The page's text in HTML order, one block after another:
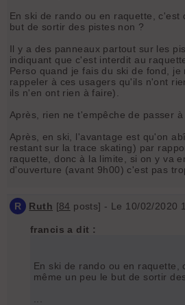
En ski de rando ou en raquette, c'est
but de sortir des pistes non ?
Il y a des panneaux partout sur les
indiquant que c'est interdit au
Perso quand je fais du ski de fond, je
rappeler à ces usagers qu'ils n'ont
ils n'en ont rien à faire).
Après, rien ne t'empêche de passer à
Après, en ski, l'avantage est qu'on
restant sur la trace skating) par
raquette, donc à la limite, si on y va
d'ouverture (avant 9h00) c'est pas
R Ruth [84 posts] - Le 10/02/2020
francis a dit :
En ski de rando ou en raquette,
même un peu le but de sortir